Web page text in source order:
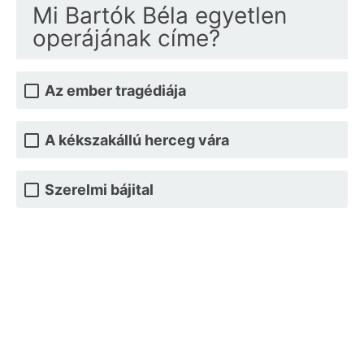
Mi Bartók Béla egyetlen
operájának címe?
Az ember tragédiája
A kékszakállú herceg vára
Szerelmi bájital